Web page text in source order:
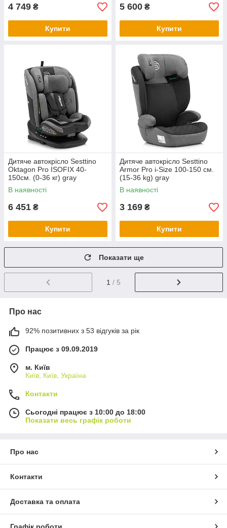
4 749 ₴
Купити
5 600 ₴
Купити
Дитяче автокрісло Sesttino
Oktagon Pro ISOFIX 40-
150см. (0-36 кг) gray
В наявності
6 451 ₴
Купити
Дитяче автокрісло Sesttino
Armor Pro i-Size 100-150 см.
(15-36 kg) gray
В наявності
3 169 ₴
Купити
Показати ще
1 / 5
Про нас
92% позитивних з 53 відгуків за рік
Працює з 09.09.2019
м. Київ
Київ, Київ, Україна
Контакти
Сьогодні працює з 10:00 до 18:00
Показати весь графік роботи
Про нас
Контакти
Доставка та оплата